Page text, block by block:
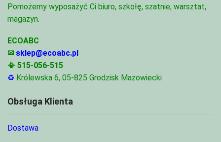
Pomożemy wyposażyć Ci biuro, szkołę, szatnie, warsztat,
magazyn.
ECOABC
✉ sklep@ecoabc.pl
📳 515-056-515
♻ Królewska 6, 05-825 Grodzisk Mazowiecki
Obsługa Klienta
Dostawa